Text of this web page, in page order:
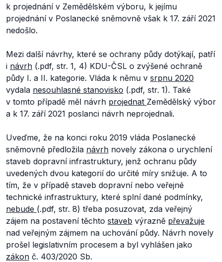
k projednání v Zemědělském výboru, k jejímu
projednání v Poslanecké sněmovně však k 17. září 2021
nedošlo.
Mezi další návrhy, které se ochrany půdy dotýkají, patří
i návrh (.pdf, str. 1, 4) KDU-ČSL o zvýšené ochraně
půdy I. a II. kategorie. Vláda k němu v srpnu 2020
vydala nesouhlasné stanovisko (.pdf, str. 1). Také
v tomto případě měl návrh projednat Zemědělský výbor
a k 17. září 2021 poslanci návrh neprojednali.
Uveďme, že na konci roku 2019 vláda Poslanecké
sněmovně předložila návrh novely zákona o urychlení
staveb dopravní infrastruktury, jenž ochranu půdy
uvedených dvou kategorií do určité míry snižuje. A to
tím, že v případě staveb dopravní nebo veřejné
technické infrastruktury, které splní dané podmínky,
nebude (.pdf, str. 8) třeba posuzovat, zda veřejný
zájem na postavení těchto staveb výrazně převažuje
nad veřejným zájmem na uchování půdy. Návrh novely
prošel legislativním procesem a byl vyhlášen jako
zákon č. 403/2020 Sb.